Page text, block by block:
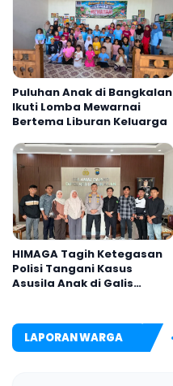
Puluhan Anak di Bangkalan
Ikuti Lomba Mewarnai
Bertema Liburan Keluarga
HIMAGA Tagih Ketegasan
Polisi Tangani Kasus
Asusila Anak di Galis
LAPORAN WARGA